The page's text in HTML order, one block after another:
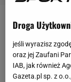
Spotkanie
Szczecin
przystępował
Droga
jeśli wyrazisz
oraz jej Zaufani
IAB, jak również
Gazeta.pl sp. z